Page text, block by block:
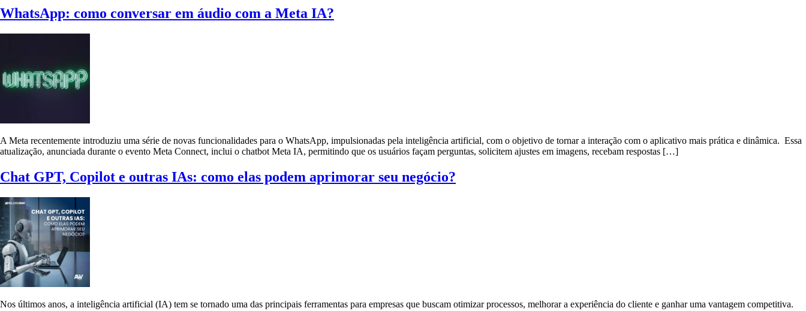
WhatsApp: como conversar em áudio com a Meta IA?
A Meta recentemente introduziu uma série de novas funcionalidades para o WhatsApp, impulsionadas pela inteligência artificial, com o objetivo de tornar a interação com o aplicativo mais prática e dinâmica. Essa
atualização, anunciada durante o evento Meta Connect, inclui o chatbot Meta IA, permitindo que os usuários façam perguntas, solicitem ajustes em imagens, recebam respostas […]
Chat GPT, Copilot e outras IAs: como elas podem aprimorar seu negócio?
Nos últimos anos, a inteligência artificial (IA) tem se tornado uma das principais ferramentas para empresas que buscam otimizar processos, melhorar a experiência do cliente e ganhar uma vantagem competitiva.